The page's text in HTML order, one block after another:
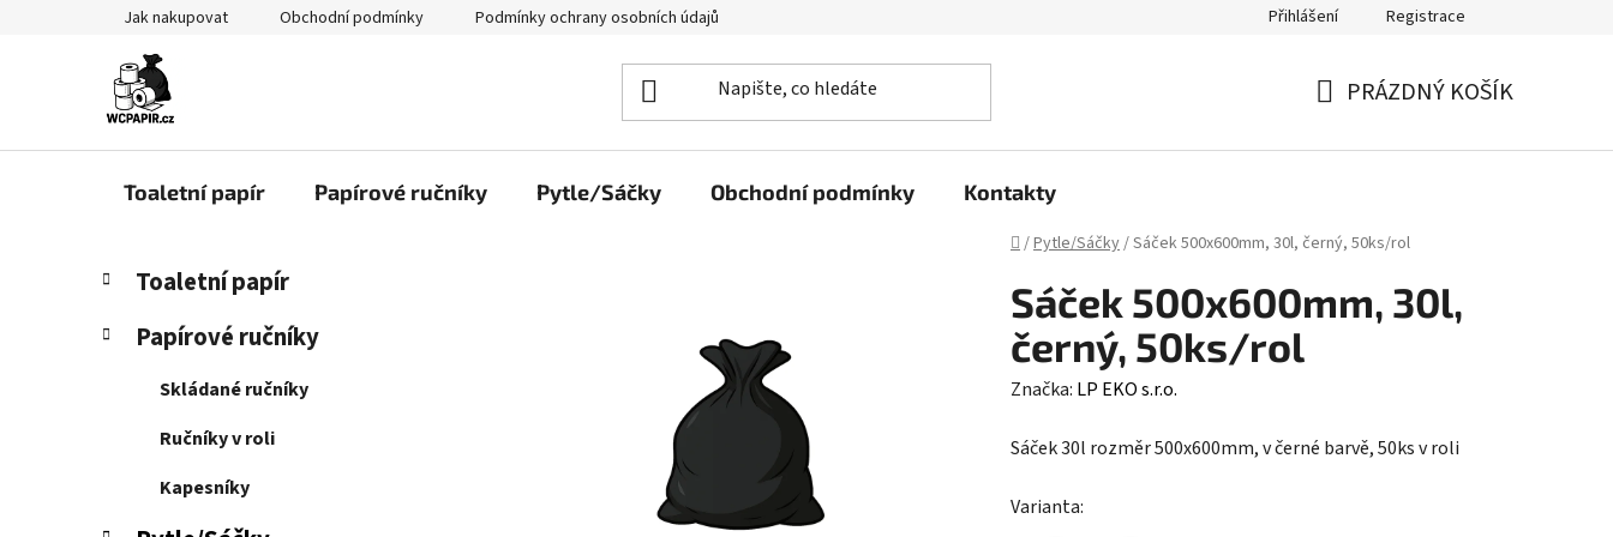
Jak nakupovat Obchodní podmínky Podmínky ochrany osobních údajů Přihlášení Registrace
PRÁZDNÝ KOŠÍK
Toaletní papír Papírové ručníky Pytle/Sáčky Obchodní podmínky Kontakty
Domů
/Pytle/Sáčky/Sáček 500x600mm, 30l, černý, 50ks/rol
P
s
Přeskočit
kategorie
K
a
e
Toaletní papír
Papírové ručníky
Skládané ručníky
Ručníky v roli
Kapesníky
Sáček 500x600mm, 30l,
černý, 50ks/rol
Značka: LP EKO s.r.o.
Sáček 30l rozměr 500x600mm, v černé barvě, 50ks v roli
Varianta: